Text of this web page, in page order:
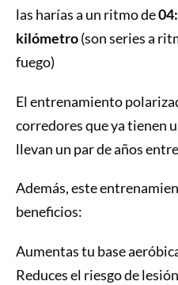
las harías a un ritmo de
kilómetro(son series a
fuego)
El entrenamiento
corredores que ya tienen
llevan un par de años
Además, este
beneficios:
Aumentas tu base
Reduces el riesgo de lesión